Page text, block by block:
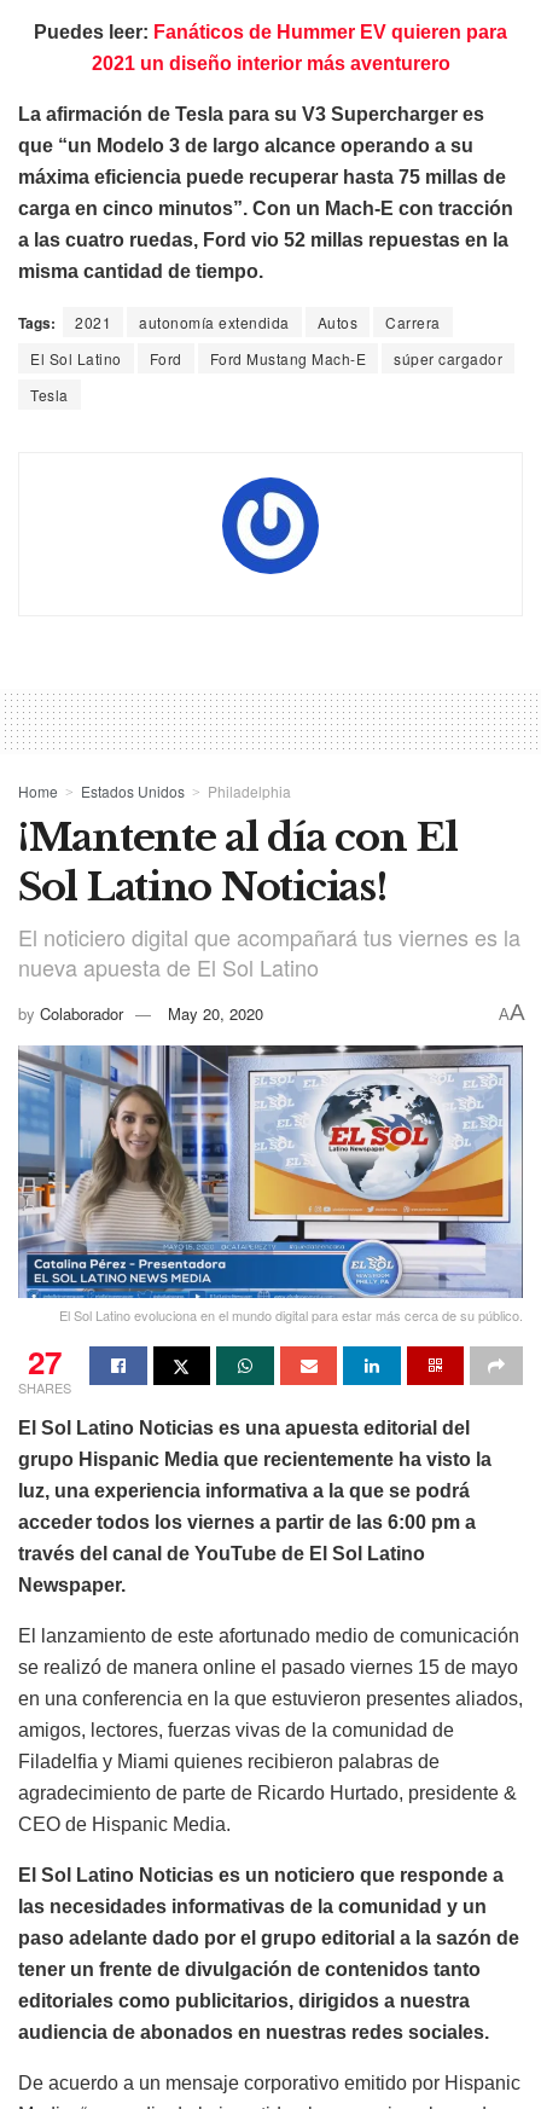
Puedes leer: Fanáticos de Hummer EV quieren para
2021 un diseño interior más aventurero
La afirmación de Tesla para su V3 Supercharger es
que “un Modelo 3 de largo alcance operando a su
máxima eficiencia puede recuperar hasta 75 millas de
carga en cinco minutos”. Con un Mach-E con tracción
a las cuatro ruedas, Ford vio 52 millas repuestas en la
misma cantidad de tiempo.
Tags: 2021 autonomía extendida Autos
Carrera
El Sol Latino
Ford Ford Mustang Mach-E
súper cargador
Tesla
Home Estados Unidos Philadelphia
¡Mantente al día con El
Sol Latino Noticias!
El noticiero digital que acompañará tus viernes es la
nueva apuesta de El Sol Latino
by Colaborador May 20, 2020 AA
El Sol Latino evoluciona en el mundo digital para estar más cerca de su público.
27
SHARES
El Sol Latino Noticias es una apuesta editorial del
grupo Hispanic Media que recientemente ha visto la
luz, una experiencia informativa a la que se podrá
acceder todos los viernes a partir de las 6:00 pm a
través del canal de YouTube de El Sol Latino
Newspaper.
El lanzamiento de este afortunado medio de comunicación
se realizó de manera online el pasado viernes 15 de mayo
en una conferencia en la que estuvieron presentes aliados,
amigos, lectores, fuerzas vivas de la comunidad de
Filadelfia y Miami quienes recibieron palabras de
agradecimiento de parte de Ricardo Hurtado, presidente &
CEO de Hispanic Media.
El Sol Latino Noticias es un noticiero que responde a
las necesidades informativas de la comunidad y un
paso adelante dado por el grupo editorial a la sazón de
tener un frente de divulgación de contenidos tanto
editoriales como publicitarios, dirigidos a nuestra
audiencia de abonados en nuestras redes sociales.
De acuerdo a un mensaje corporativo emitido por Hispanic